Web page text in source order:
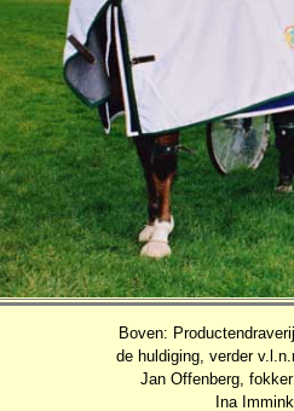
Boven:
de huldiging, verder
Jan Offenberg,
Ina